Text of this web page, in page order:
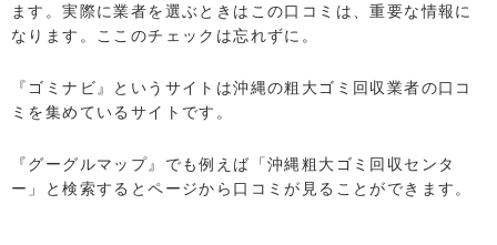
ます。実際に業者を選ぶときはこの口コミは、重要な情報に
なります。ここのチェックは忘れずに。
『ゴミナビ』というサイトは沖縄の粗大ゴミ回収業者の口コ
ミを集めているサイトです。
『グーグルマップ』でも例えば「沖縄粗大ゴミ回収センタ
ー」と検索するとページから口コミが見ることができます。